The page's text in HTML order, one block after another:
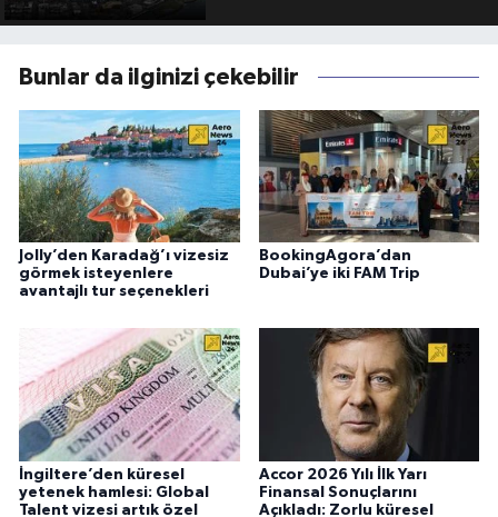
Bunlar da ilginizi çekebilir
Jolly’den Karadağ’ı vizesiz
görmek isteyenlere
avantajlı tur seçenekleri
BookingAgora’dan
Dubai’ye iki FAM Trip
İngiltere’den küresel
yetenek hamlesi: Global
Talent vizesi artık özel
Accor 2026 Yılı İlk Yarı
Finansal Sonuçlarını
Açıkladı: Zorlu küresel